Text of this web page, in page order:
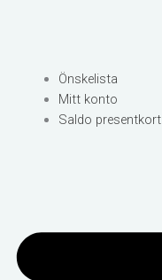
Önskelista
Mitt konto
Saldo presentkort